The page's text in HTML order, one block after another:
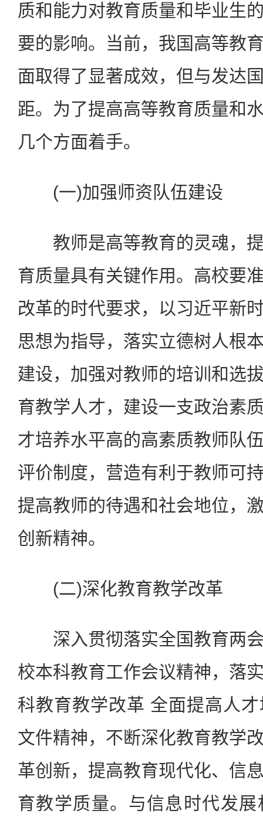
质和能力对教育质量和毕业生
要的影响。当前，我国高等教
面取得了显著成效，但与发达
距。为了提高高等教育质量和
几个方面着手。
(一)加强师资队伍建设
教师是高等教育的灵魂，提
育质量具有关键作用。高校要
改革的时代要求，以习近平新
思想为指导，落实立德树人根
建设，加强对教师的培训和选
育教学人才，建设一支政治素
才培养水平高的高素质教师队
评价制度，营造有利于教师可
提高教师的待遇和社会地位，
创新精神。
(二)深化教育教学改革
深入贯彻落实全国教育两会
校本科教育工作会议精神，落
科教育教学改革 全面提高人
文件精神，不断深化教育教学
革创新，提高教育现代化、信
育教学质量。与信息时代发